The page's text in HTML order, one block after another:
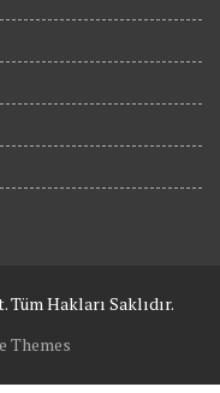
Hakları Saklıdır.
Themes